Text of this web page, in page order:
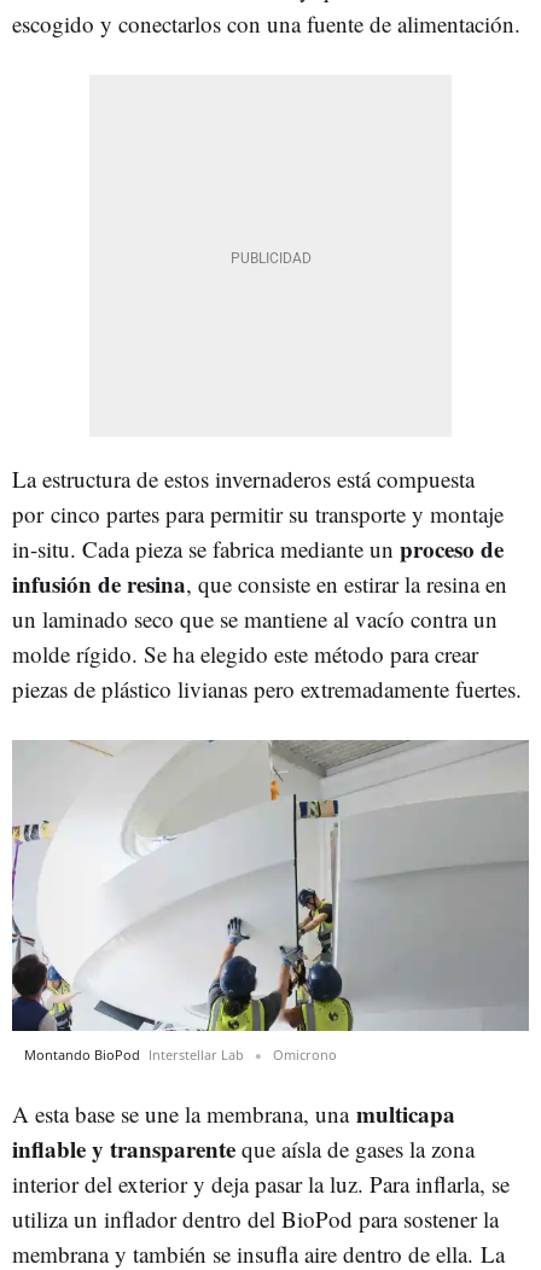
escogido y conectarlos con una fuente de alimentación.
La estructura de estos invernaderos está compuesta
por cinco partes para permitir su transporte y montaje
in-situ. Cada pieza se fabrica mediante un proceso de
infusión de resina, que consiste en estirar la resina en
un laminado seco que se mantiene al vacío contra un
molde rígido. Se ha elegido este método para crear
piezas de plástico livianas pero extremadamente fuertes.
Montando BioPod Interstellar Lab Omicrono
A esta base se une la membrana, una multicapa
inflable y transparente que aísla de gases la zona
interior del exterior y deja pasar la luz. Para inflarla, se
utiliza un inflador dentro del BioPod para sostener la
membrana y también se insufla aire dentro de ella. La